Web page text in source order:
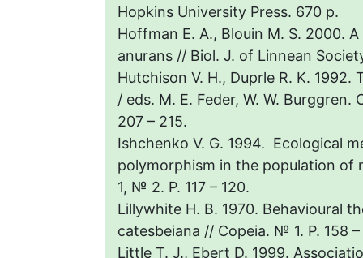
Hopkins University Press. 670 p.
Hoffman E. A., Blouin M. S. 2000.
anurans // Biol. J. of Linnean
Hutchison V. H., Duprle R. K.
/ eds. M. E. Feder, W. W.
207 – 215.
Ishchenko V. G. 1994. Ecological
polymorphism in the population of
1, № 2. P. 117 – 120.
Lillywhite H. B. 1970. Behavioural
catesbeiana // Copeia. № 1. P. 158 –
Little T. J., Ebert D. 1999.